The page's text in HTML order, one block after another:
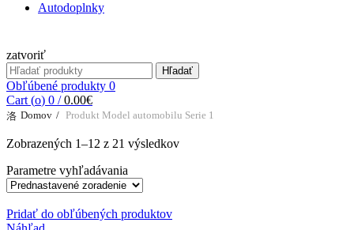
Autodoplnky
zatvoriť
Search for:
Hľadať
Obľúbené produkty 0
Cart (o) 0 / 0.00€
Domov Produkt Model automobilu Serie 1
Zobrazených 1–12 z 21 výsledkov
Parametre vyhľadávania
Pridať do obľúbených produktov